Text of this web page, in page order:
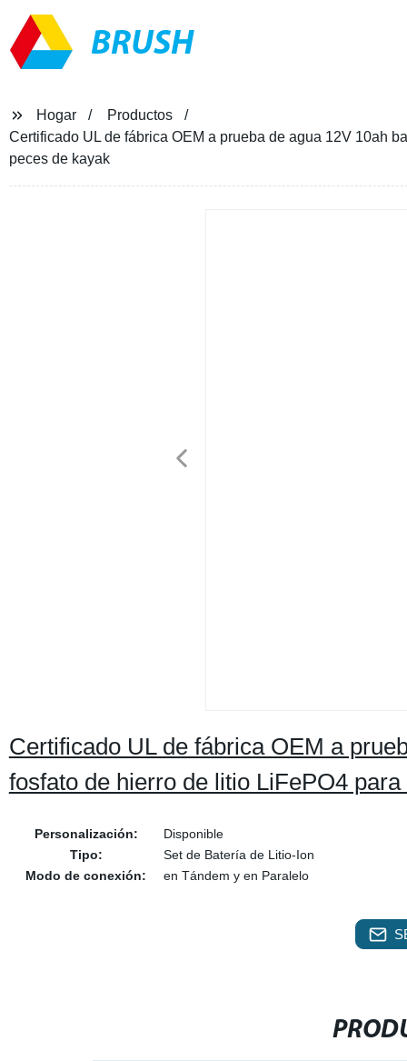
BRUSH
Hogar
Productos
Certificado UL de fábrica OEM a prueba de agua 12V 10ah
peces de kayak
Certificado UL de fábrica OEM a
fosfato de hierro de litio LiFePO4
Personalización:
Disponible
Tipo:
Set de Batería de Litio-Ion
Modo de conexión:
en Tándem y en Paralelo